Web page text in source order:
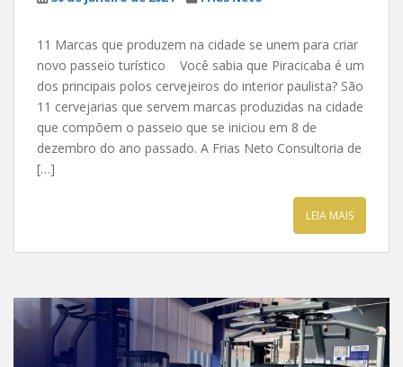
11 Marcas que produzem na cidade se unem para criar
novo passeio turístico Você sabia que Piracicaba é um
dos principais polos cervejeiros do interior paulista? São
11 cervejarias que servem marcas produzidas na cidade
que compõem o passeio que se iniciou em 8 de
dezembro do ano passado. A Frias Neto Consultoria de
[…]
LEIA MAIS